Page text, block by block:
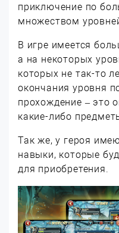
приключение по
множеством
В игре имеется
а на некоторых
которых не так-то
окончания уровня
прохождение – это
какие-либо
Так же, у героя
навыки, которые
для приобретения.